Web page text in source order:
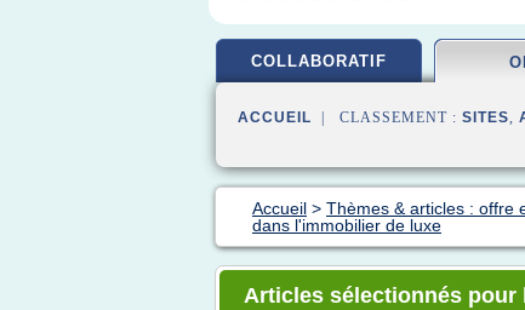
COLLABORATIF
ACCUEIL | CLASSEMENT : SITES,
Accueil > Thèmes & articles : offre
dans l'immobilier de luxe
Articles sélectionnés